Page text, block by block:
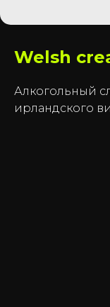
Welsh
Алкогольный
ирландского